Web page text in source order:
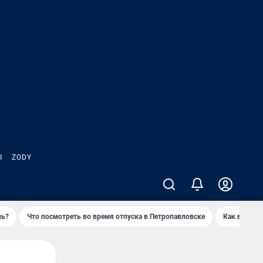
ZODY
Что посмотреть во время отпуска в Петропавловске Как